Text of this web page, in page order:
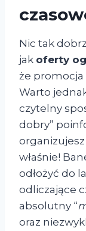
Nic tak
jak oferty
że promocja
Warto
czytelny
dobry”
właśnie!
odłożyć do
odliczające
absolutny “
oraz